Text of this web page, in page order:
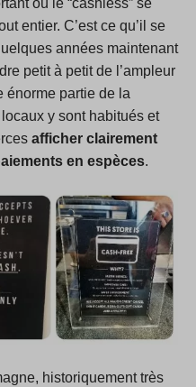
entier. C’est ce qu’il se
années maintenant
petit à petit de l’ampleur
énorme partie de la
y sont habitués et
afficher clairement
en espèces.
historiquement très